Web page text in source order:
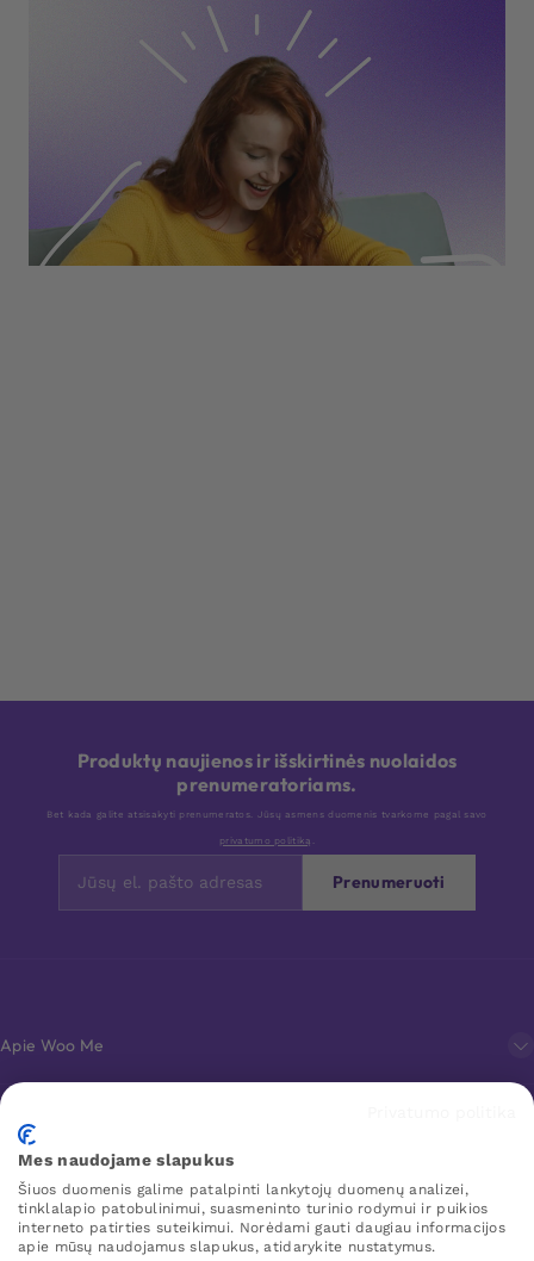
Produktų naujienos ir išskirtinės nuolaidos
prenumeratoriams.
Bet kada galite atsisakyti prenumeratos. Jūsų asmens duomenis tvarkome pagal savo
privatumo politiką .
Prenumeruoti
Apie Woo Me
Klientų aptarnavimas
Mėgstamiausi
Mes naudojame slapukus
Šiuos duomenis galime patalpinti lankytojų duomenų analizei,
tinklalapio patobulinimui, suasmeninto turinio rodymui ir puikios
interneto patirties suteikimui. Norėdami gauti daugiau informacijos
apie mūsų naudojamus slapukus, atidarykite nustatymus.